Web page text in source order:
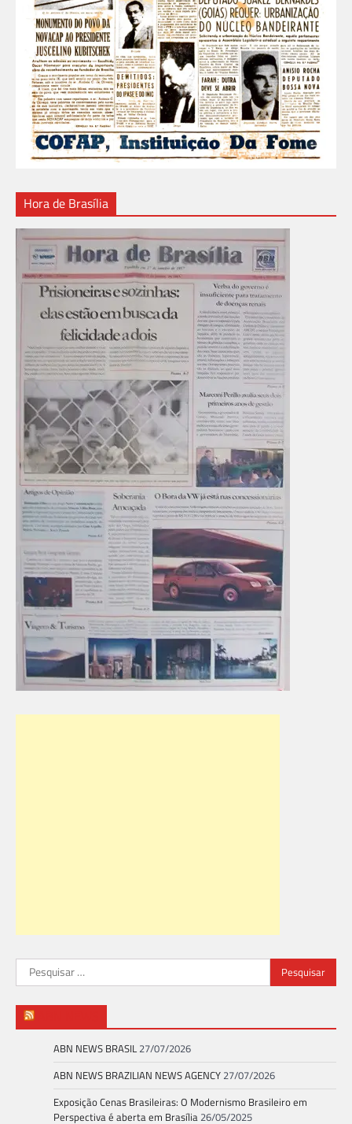
Hora de Brasília
Pesquisar
por:
ABN NEWS BRASIL 27/07/2026
ABN NEWS BRAZILIAN NEWS AGENCY 27/07/2026
Exposição Cenas Brasileiras: O Modernismo Brasileiro em
Perspectiva é aberta em Brasília 26/05/2025